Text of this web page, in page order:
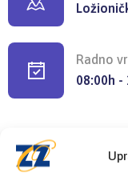
Radno
08:00h -